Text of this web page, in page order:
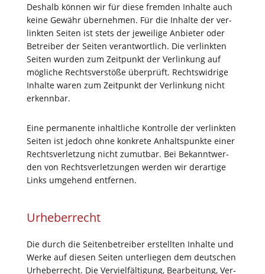
Des­halb kön­nen wir für die­se frem­den Inhal­te auch
kei­ne Gewähr über­neh­men. Für die Inhal­te der ver­
link­ten Sei­ten ist stets der jewei­li­ge Anbie­ter oder
Betrei­ber der Sei­ten ver­ant­wort­lich. Die ver­link­ten
Sei­ten wur­den zum Zeit­punkt der Ver­lin­kung auf
mög­li­che Rechts­ver­stö­ße über­prüft. Rechts­wid­ri­ge
Inhal­te waren zum Zeit­punkt der Ver­lin­kung nicht
erkennbar.
Eine per­ma­nen­te inhalt­li­che Kon­trol­le der ver­link­ten
Sei­ten ist jedoch ohne kon­kre­te Anhalts­punk­te einer
Rechts­ver­let­zung nicht zumut­bar. Bei Bekannt­wer­
den von Rechts­ver­let­zun­gen wer­den wir der­ar­ti­ge
Links umge­hend entfernen.
Urhe­ber­recht
Die durch die Sei­ten­be­trei­ber erstell­ten Inhal­te und
Wer­ke auf die­sen Sei­ten unter­lie­gen dem deut­schen
Urhe­ber­recht. Die Ver­viel­fäl­ti­gung, Bear­bei­tung, Ver­